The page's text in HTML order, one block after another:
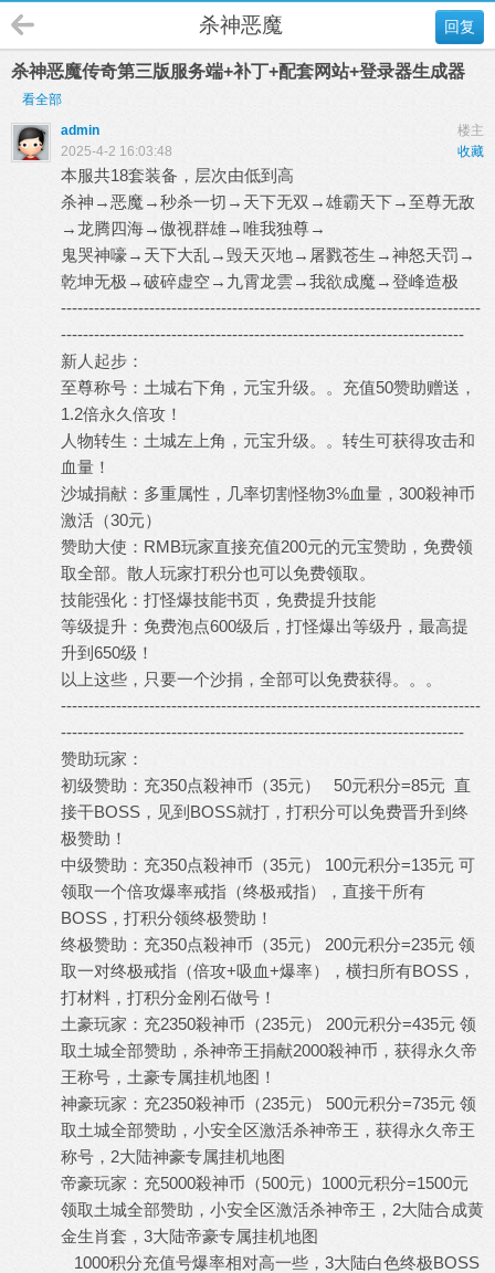
回复
杀神恶魔
杀神恶魔传奇第三版服务端+补丁+配套网站+登录器生成器
看全部
楼主
admin
收藏
2025-4-2 16:03:48
本服共18套装备，层次由低到高
杀神→恶魔→秒杀一切→天下无双→雄霸天下→至尊无敌
→龙腾四海→傲视群雄→唯我独尊→
鬼哭神嚎→天下大乱→毁天灭地→屠戮苍生→神怒天罚→
乾坤无极→破碎虚空→九霄龙雲→我欲成魔→登峰造极
----------------------------------------------------------------------------
-------------------------------------------------------------------------
新人起步：
至尊称号：土城右下角，元宝升级。。充值50赞助赠送，
1.2倍永久倍攻！
人物转生：土城左上角，元宝升级。。转生可获得攻击和
血量！
沙城捐献：多重属性，几率切割怪物3%血量，300殺神币
激活（30元）
赞助大使：RMB玩家直接充值200元的元宝赞助，免费领
取全部。散人玩家打积分也可以免费领取。
技能强化：打怪爆技能书页，免费提升技能
等级提升：免费泡点600级后，打怪爆出等级丹，最高提
升到650级！
以上这些，只要一个沙捐，全部可以免费获得。。。
----------------------------------------------------------------------------
-------------------------------------------------------------------------
赞助玩家：
初级赞助：充350点殺神币（35元） 50元积分=85元 直
接干BOSS，见到BOSS就打，打积分可以免费晋升到终
极赞助！
中级赞助：充350点殺神币（35元） 100元积分=135元 可
领取一个倍攻爆率戒指（终极戒指），直接干所有
BOSS，打积分领终极赞助！
终极赞助：充350点殺神币（35元） 200元积分=235元 领
取一对终极戒指（倍攻+吸血+爆率），横扫所有BOSS，
打材料，打积分金刚石做号！
土豪玩家：充2350殺神币（235元） 200元积分=435元 领
取土城全部赞助，杀神帝王捐献2000殺神币，获得永久帝
王称号，土豪专属挂机地图！
神豪玩家：充2350殺神币（235元） 500元积分=735元 领
取土城全部赞助，小安全区激活杀神帝王，获得永久帝王
称号，2大陆神豪专属挂机地图
帝豪玩家：充5000殺神币（500元）1000元积分=1500元
领取土城全部赞助，小安全区激活杀神帝王，2大陆合成黄
金生肖套，3大陆帝豪专属挂机地图
1000积分充值号爆率相对高一些，3大陆白色终极BOSS